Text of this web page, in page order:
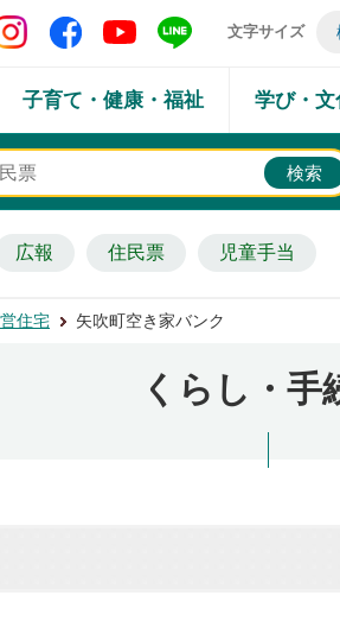
矢吹町 Instagram
矢吹町 Facebook
矢吹町 YouTube
矢吹町 LINE
文字サイズ
子育て・健康・福祉 学び・
広報 住民票 児童手当
住宅 矢吹町空き家バンク
くらし・手